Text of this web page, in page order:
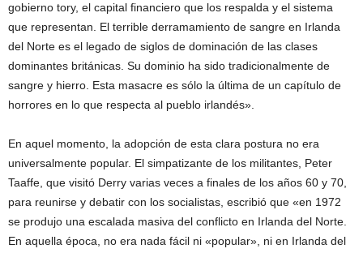
gobierno tory, el capital financiero que los respalda y el sistema
que representan. El terrible derramamiento de sangre en Irlanda
del Norte es el legado de siglos de dominación de las clases
dominantes británicas. Su dominio ha sido tradicionalmente de
sangre y hierro. Esta masacre es sólo la última de un capítulo de
horrores en lo que respecta al pueblo irlandés».
En aquel momento, la adopción de esta clara postura no era
universalmente popular. El simpatizante de los militantes, Peter
Taaffe, que visitó Derry varias veces a finales de los años 60 y 70,
para reunirse y debatir con los socialistas, escribió que «en 1972
se produjo una escalada masiva del conflicto en Irlanda del Norte.
En aquella época, no era nada fácil ni «popular», ni en Irlanda del